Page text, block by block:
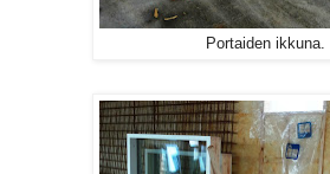
Portaiden ikkuna.